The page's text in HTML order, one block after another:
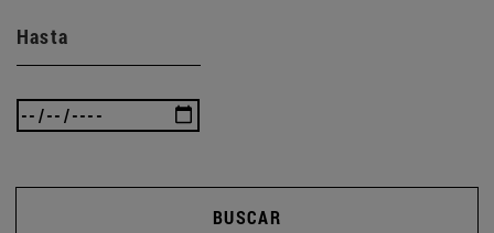
Hasta
BUSCAR